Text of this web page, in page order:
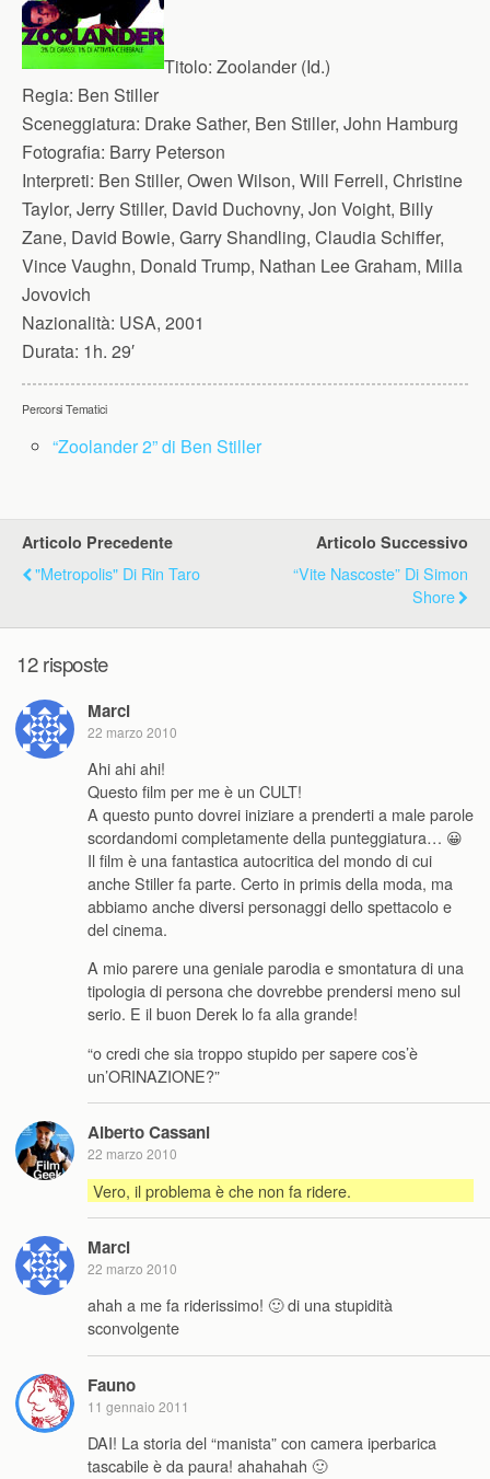
Titolo: Zoolander (Id.)
Regia: Ben Stiller
Sceneggiatura: Drake Sather, Ben Stiller, John Hamburg
Fotografia: Barry Peterson
Interpreti: Ben Stiller, Owen Wilson, Will Ferrell, Christine
Taylor, Jerry Stiller, David Duchovny, Jon Voight, Billy
Zane, David Bowie, Garry Shandling, Claudia Schiffer,
Vince Vaughn, Donald Trump, Nathan Lee Graham, Milla
Jovovich
Nazionalità: USA, 2001
Durata: 1h. 29′
Percorsi Tematici
“Zoolander 2” di Ben Stiller
Articolo Precedente
"Metropolis" Di Rin Taro
Articolo Successivo
“Vite Nascoste” Di Simon
Shore
12 risposte
Marci
22 marzo 2010
Ahi ahi ahi!
Questo film per me è un CULT!
A questo punto dovrei iniziare a prenderti a male parole
scordandomi completamente della punteggiatura… 😀
Il film è una fantastica autocritica del mondo di cui
anche Stiller fa parte. Certo in primis della moda, ma
abbiamo anche diversi personaggi dello spettacolo e
del cinema.
A mio parere una geniale parodia e smontatura di una
tipologia di persona che dovrebbe prendersi meno sul
serio. E il buon Derek lo fa alla grande!
“o credi che sia troppo stupido per sapere cos’è
un’ORINAZIONE?”
Alberto Cassani
22 marzo 2010
Vero, il problema è che non fa ridere.
Marci
22 marzo 2010
ahah a me fa riderissimo! 🙂 di una stupidità
sconvolgente
Fauno
11 gennaio 2011
DAI! La storia del “manista” con camera iperbarica
tascabile è da paura! ahahahah 🙂